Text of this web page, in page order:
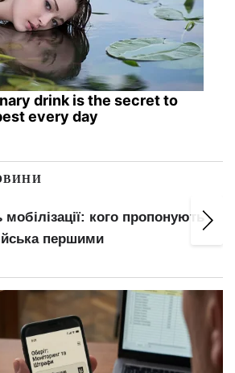
drink is the secret to
every day
мобілізації: кого пропонують
першими